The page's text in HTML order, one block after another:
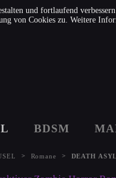
und fortlaufend
von Cookies zu. Weitere
BDSM
> Romane > DEATH